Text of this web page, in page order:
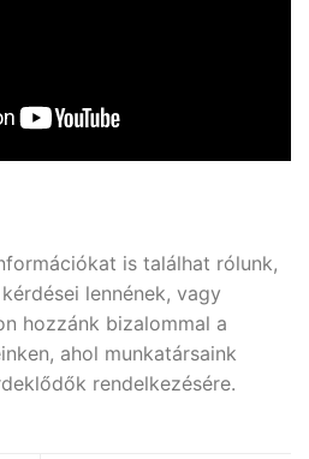
is találhat rólunk,
lennének, vagy
hozzánk bizalommal a
ahol munkatársaink
rendelkezésére.